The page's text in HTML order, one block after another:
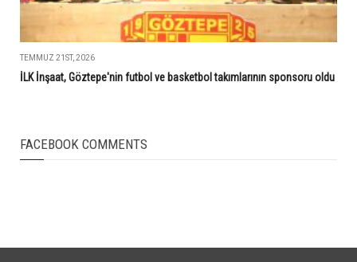
TEMMUZ 21ST, 2026
İLK İnşaat, Göztepe'nin futbol ve basketbol takımlarının sponsoru oldu
FACEBOOK COMMENTS